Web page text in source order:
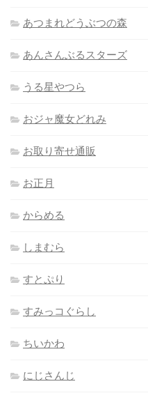
あつまれどうぶつの森
あんさんぶるスターズ
うる星やつら
おジャ魔女どれみ
お取り寄せ通販
お正月
からめる
しまむら
すとぷり
すみっコぐらし
ちいかわ
にじさんじ